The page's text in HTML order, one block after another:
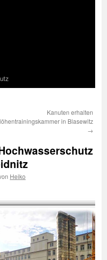
Kanuten erhalten
in Blasewitz
→
Heiko